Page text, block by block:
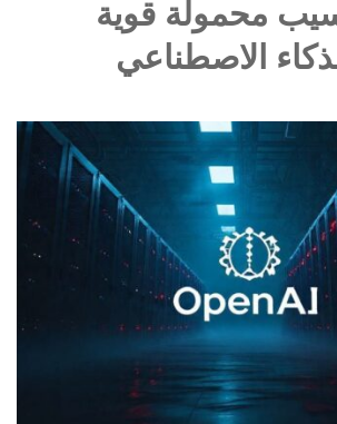
محمولة قوية
الاصطناعي